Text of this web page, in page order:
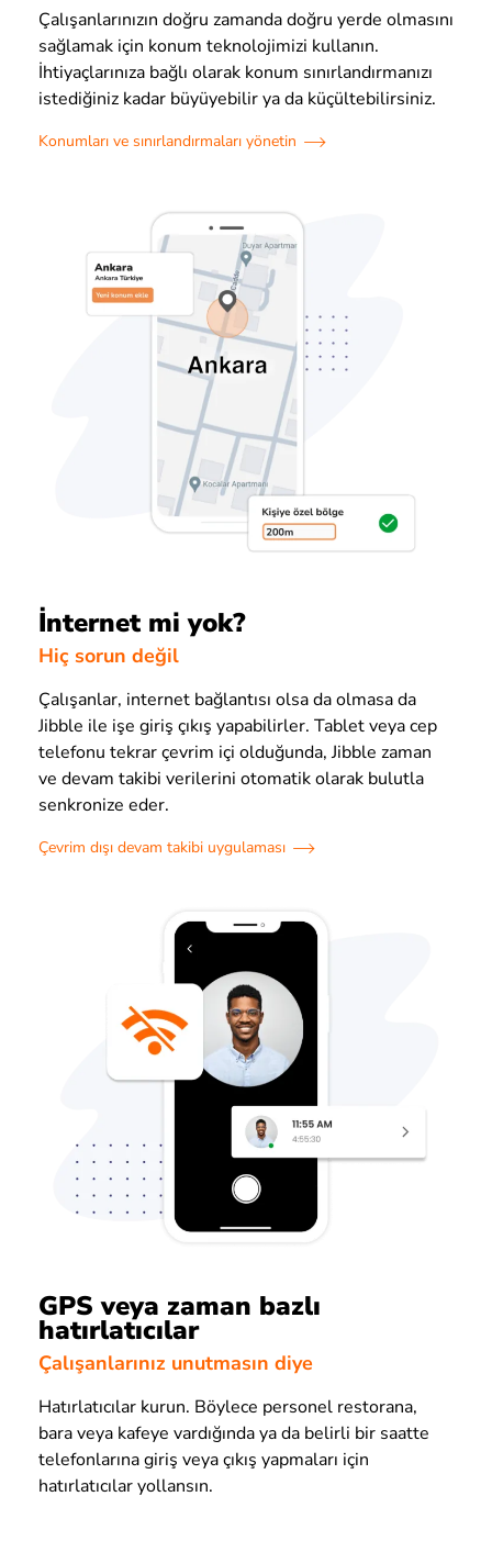
Çalışanlarınızın doğru zamanda doğru yerde olmasını
sağlamak için konum teknolojimizi kullanın.
İhtiyaçlarınıza bağlı olarak konum sınırlandırmanızı
istediğiniz kadar büyüyebilir ya da küçültebilirsiniz.
Konumları ve sınırlandırmaları yönetin
İnternet mi yok?
Hiç sorun değil
Çalışanlar, internet bağlantısı olsa da olmasa da
Jibble ile işe giriş çıkış yapabilirler. Tablet veya cep
telefonu tekrar çevrim içi olduğunda, Jibble zaman
ve devam takibi verilerini otomatik olarak bulutla
senkronize eder.
Çevrim dışı devam takibi uygulaması
GPS veya zaman bazlı
hatırlatıcılar
Çalışanlarınız unutmasın diye
Hatırlatıcılar kurun. Böylece personel restorana,
bara veya kafeye vardığında ya da belirli bir saatte
telefonlarına giriş veya çıkış yapmaları için
hatırlatıcılar yollansın.